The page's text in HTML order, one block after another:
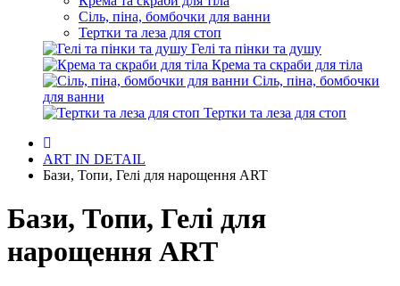
Сіль, піна, бомбочки для ванни
Тертки та леза для стоп
Гелі та пінки та душу
Крема та скраби для тіла
Сіль, піна, бомбочки
для ванни
Тертки та леза для стоп
ART IN DETAIL
Бази, Топи, Гелі для нарощення ART
Бази, Топи, Гелі для
нарощення ART